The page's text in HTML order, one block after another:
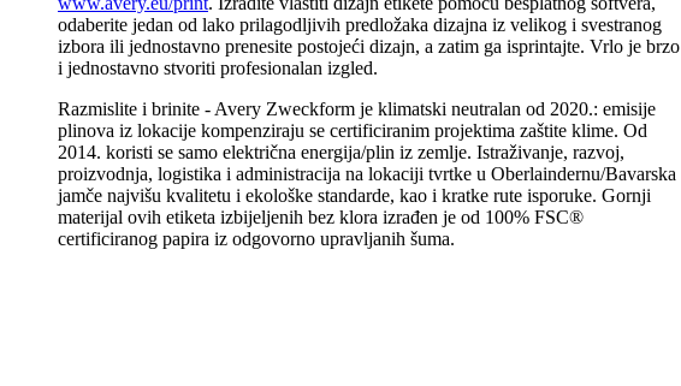
odaberite jedan od lako prilagodljivih predložaka dizajna iz velikog i svestranog
izbora ili jednostavno prenesite postojeći dizajn, a zatim ga isprintajte. Vrlo je brzo
i jednostavno stvoriti profesionalan izgled.
Razmislite i brinite - Avery Zweckform je klimatski neutralan od 2020.: emisije
plinova iz lokacije kompenziraju se certificiranim projektima zaštite klime. Od
2014. koristi se samo električna energija/plin iz zemlje. Istraživanje, razvoj,
proizvodnja, logistika i administracija na lokaciji tvrtke u Oberlaindernu/Bavarska
jamče najvišu kvalitetu i ekološke standarde, kao i kratke rute isporuke. Gornji
materijal ovih etiketa izbijeljenih bez klora izrađen je od 100% FSC®
certificiranog papira iz odgovorno upravljanih šuma.